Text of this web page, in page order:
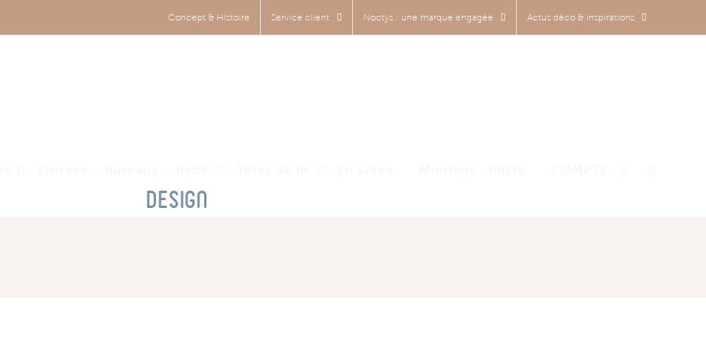
Concept & Histoire Service client Noctys : une marque engagée Actus déco & inspirations
Design